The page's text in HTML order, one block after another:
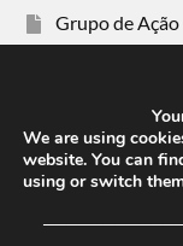
Grupo de
Vida Justa
dezanove
We are using
website. You can
using or switch